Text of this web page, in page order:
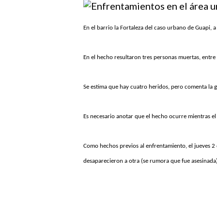
En el barrio la Fortaleza del caso urbano de Guapi,
En el hecho resultaron tres personas muertas,
Se estima que hay cuatro heridos, pero comenta la
Es necesario anotar que el hecho ocurre mientras
Como hechos previos al enfrentamiento, el jueves
desaparecieron a otra (se rumora que fue